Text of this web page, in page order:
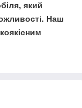
який
Наш
матеріалів,